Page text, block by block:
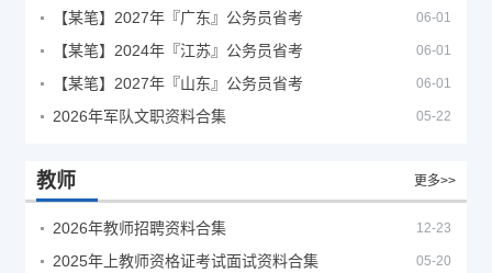
【某笔】2027年『广东』公务员省考 06-01
【某笔】2024年『江苏』公务员省考 06-01
【某笔】2027年『山东』公务员省考 06-01
2026年军队文职资料合集 05-22
教师 更多>>
2026年教师招聘资料合集 12-23
2025年上教师资格证考试面试资料合集 05-20